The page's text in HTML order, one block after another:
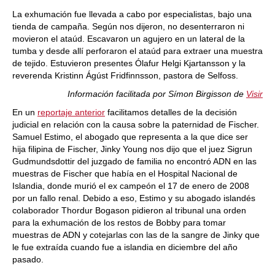
La exhumación fue llevada a cabo por especialistas, bajo una
tienda de campaña. Según nos dijeron, no desenterraron ni
movieron el ataúd. Escavaron un agujero en un lateral de la
tumba y desde allí perforaron el ataúd para extraer una muestra
de tejido. Estuvieron presentes Ólafur Helgi Kjartansson y la
reverenda Kristinn Ágúst Fridfinnsson, pastora de Selfoss.
Información facilitada por Símon Birgisson de Visir
En un reportaje anterior facilitamos detalles de la decisión
judicial en relación con la causa sobre la paternidad de Fischer.
Samuel Estimo, el abogado que representa a la que dice ser
hija filipina de Fischer, Jinky Young nos dijo que el juez Sigrun
Gudmundsdottir del juzgado de familia no encontró ADN en las
muestras de Fischer que había en el Hospital Nacional de
Islandia, donde murió el ex campeón el 17 de enero de 2008
por un fallo renal. Debido a eso, Estimo y su abogado islandés
colaborador Thordur Bogason pidieron al tribunal una orden
para la exhumación de los restos de Bobby para tomar
muestras de ADN y cotejarlas con las de la sangre de Jinky que
le fue extraída cuando fue a islandia en diciembre del año
pasado.